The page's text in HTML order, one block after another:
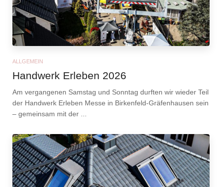
ALLGEMEIN
Handwerk Erleben 2026
Am vergangenen Samstag und Sonntag durften wir wieder Teil
der Handwerk Erleben Messe in Birkenfeld-Gräfenhausen sein
– gemeinsam mit der ...